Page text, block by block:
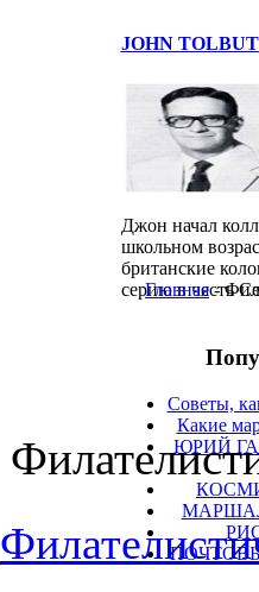
JOHN
Джон начал
школьном
британские
серию в честь
Советы,
Какие
ЮРИЙ
Главная-